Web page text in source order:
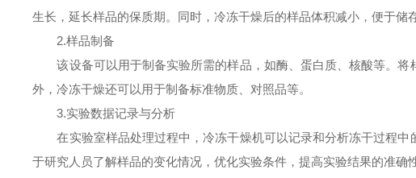
生长，延长样品的保质期。同时，冷冻干燥后的样品体积减小，便于储
2.样品制备
该设备可以用于制备实验所需的样品，如酶、蛋白质、核酸等。将
外，冷冻干燥还可以用于制备标准物质、对照品等。
3.实验数据记录与分析
在实验室样品处理过程中，冷冻干燥机可以记录和分析冻干过程中
于研究人员了解样品的变化情况，优化实验条件，提高实验结果的准确性